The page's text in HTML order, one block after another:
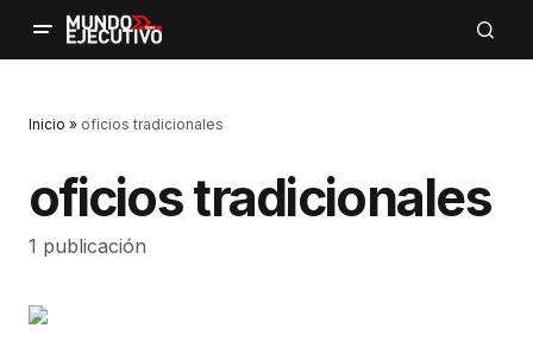
Inicio » oficios tradicionales
oficios tradicionales
1 publicación